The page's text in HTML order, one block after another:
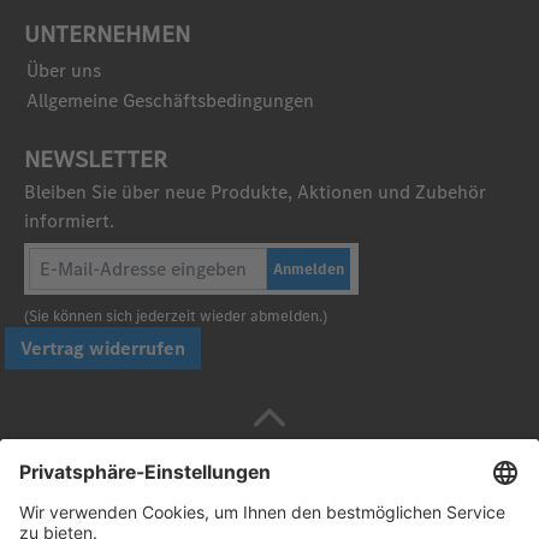
UNTERNEHMEN
Über uns
Allgemeine Geschäftsbedingungen
NEWSLETTER
Bleiben Sie über neue Produkte, Aktionen und Zubehör
informiert.
Anmelden
(Sie können sich jederzeit wieder abmelden.)
Vertrag widerrufen
Sicher bezahlen mit